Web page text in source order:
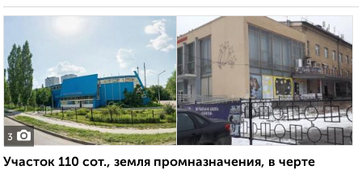
3
Участок 110 сот., земля промназначения, в черте